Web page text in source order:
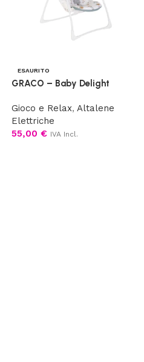
ESAURITO
GRACO – Baby Delight
Gioco e Relax, Altalene
Elettriche
55,00 € IVA Incl.